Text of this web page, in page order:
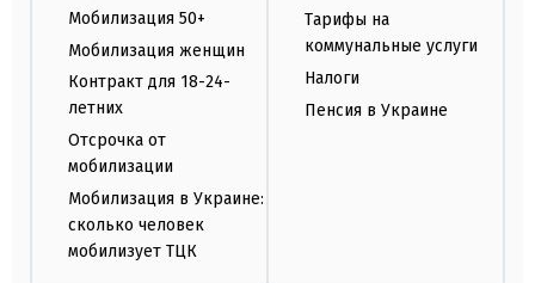
Мобилизация 50+
Мобилизация женщин
Контракт для 18-24-
летних
Отсрочка от
мобилизации
Мобилизация в Украине:
сколько человек
мобилизует ТЦК
Тарифы на
коммунальные услуги
Налоги
Пенсия в Украине